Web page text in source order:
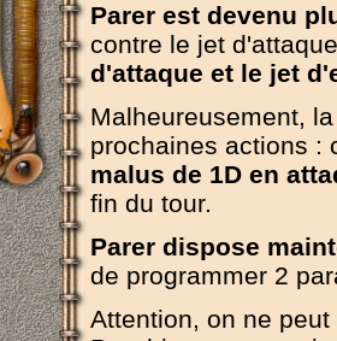
Parer est devenu
contre le jet
d'attaque et le jet
Malheureusement,
prochaines actions :
malus de 1D en
fin du tour.
Parer dispose
de programmer 2
Attention, on ne